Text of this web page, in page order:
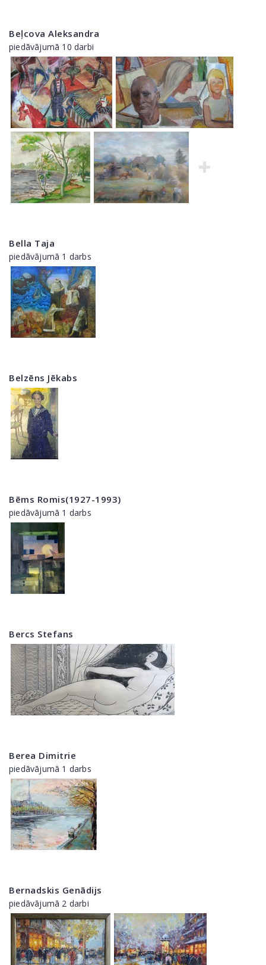
Beļcova Aleksandra
piedāvājumā 10 darbi
Bella Taja
piedāvājumā 1 darbs
Belzēns Jēkabs
Bēms Romis(1927-1993)
piedāvājumā 1 darbs
Bercs Stefans
Berea Dimitrie
piedāvājumā 1 darbs
Bernadskis Genādijs
piedāvājumā 2 darbi